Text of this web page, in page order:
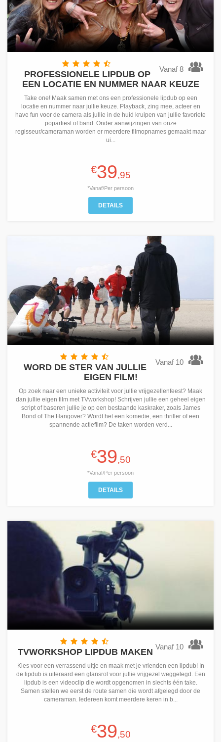
Vanaf 8
PROFESSIONELE LIPDUB OP
EEN LOCATIE EN NUMMER NAAR KEUZE
Take one! Maak samen met ons een professionele lipdub op een
locatie en nummer naar jullie keuze. Playback, zing mee, acteer en
have fun voor de camera als jullie in de huid kruipen van jullie favoriete
popartiest of band. Onder aanwijzingen van onze
regisseur/cameraman worden er meerdere filmopnames gemaakt maar
ui...
€39,95
*Vanaf/Per persoon
DETAILS
Vanaf 10
WORD DE STER VAN JULLIE
EIGEN FILM!
Op zoek naar een unieke activiteit voor jullie vrijgezellenfeest? Maak
dan jullie eigen film met TVworkshop! Schrijven jullie een geheel eigen
script of baseren jullie je op een bestaande kaskraker, zoals James
Bond of The Hangover? Wordt het een komedie, een thriller of een
spannende actiefilm? De taken worden verd...
€39,50
*Vanaf/Per persoon
DETAILS
Vanaf 10
TVWORKSHOP LIPDUB MAKEN
Kies voor een verrassend uitje en maak met je vrienden een lipdub! In
de lipdub is uiteraard een glansrol voor jullie vrijgezel weggelegd. Een
lipdub is een videoclip die wordt opgenomen in slechts één take.
Samen stellen we eerst de route samen die wordt afgelegd door de
cameraman. Iedereen komt meerdere keren in b...
€39,50